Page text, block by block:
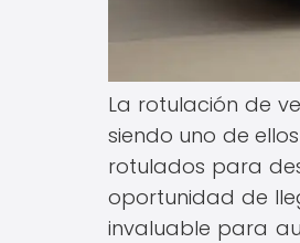
La rotulación de
siendo uno de
rotulados para
oportunidad de
invaluable para